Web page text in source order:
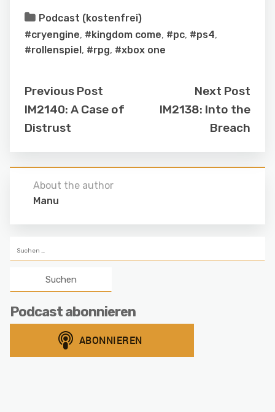
Podcast (kostenfrei)
#cryengine, #kingdom come, #pc, #ps4,
#rollenspiel , #rpg, #xbox one
Previous Post
IM2140: A Case of
Distrust
Next Post
IM2138: Into the
Breach
About the author
Manu
nach:
Podcast abonnieren